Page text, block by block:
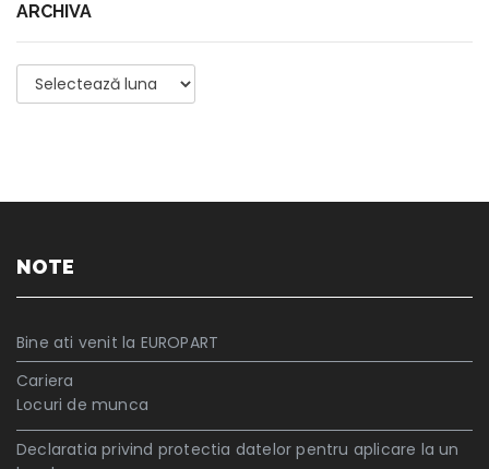
ARCHIVA
Archiva
NOTE
Bine ati venit la EUROPART
Cariera
Locuri de munca
Declaratia privind protectia datelor pentru aplicare la un